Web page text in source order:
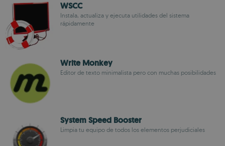
WSCC
Instala, actualiza y ejecuta utilidades del sistema
rápidamente
Write Monkey
Editor de texto minimalista pero con muchas posibilidades
System Speed Booster
Limpia tu equipo de todos los elementos perjudiciales